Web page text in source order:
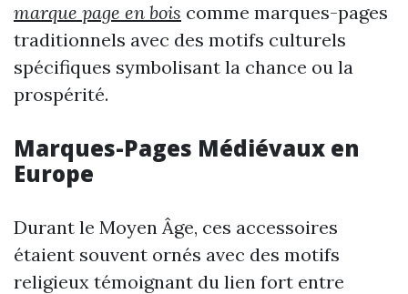
marque page en bois comme marques-pages
traditionnels avec des motifs culturels
spécifiques symbolisant la chance ou la
prospérité.
Marques-Pages Médiévaux en
Europe
Durant le Moyen Âge, ces accessoires
étaient souvent ornés avec des motifs
religieux témoignant du lien fort entre